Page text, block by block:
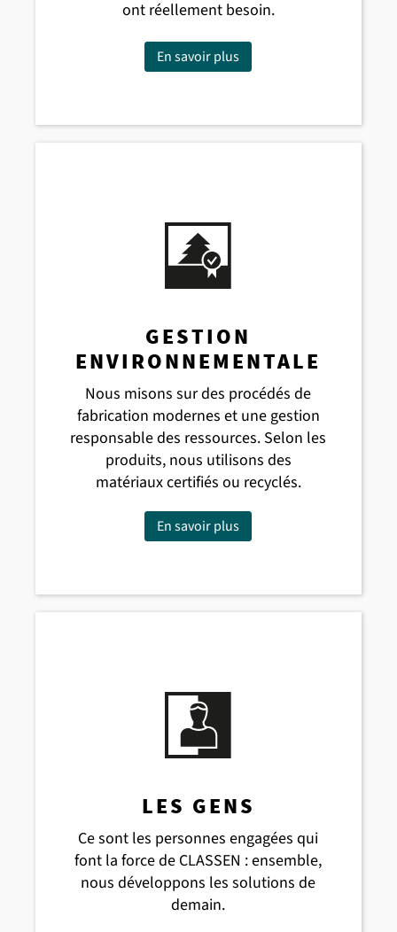
ont réellement besoin.
En savoir plus
GESTION
ENVIRONNEMENTALE
Nous misons sur des procédés de
fabrication modernes et une gestion
responsable des ressources. Selon les
produits, nous utilisons des
matériaux certifiés ou recyclés.
En savoir plus
LES GENS
Ce sont les personnes engagées qui
font la force de CLASSEN : ensemble,
nous développons les solutions de
demain.